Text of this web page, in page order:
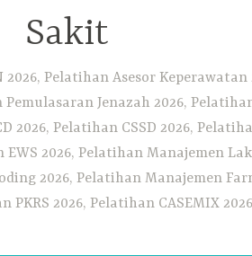
Sakit
Pelatihan Asesor
Jenazah 2026,
Pelatihan CSSD 2026,
2026, Pelatihan Manajemen
2026, Pelatihan Manajemen
2026, Pelatihan CASEMIX